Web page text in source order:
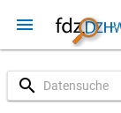
menu
search